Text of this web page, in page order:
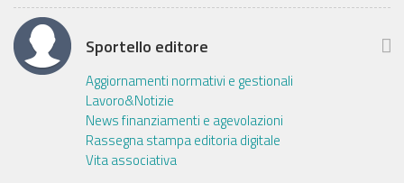
Sportello editore
Aggiornamenti normativi e gestionali
Lavoro&Notizie
News finanziamenti e agevolazioni
Rassegna stampa editoria digitale
Vita associativa